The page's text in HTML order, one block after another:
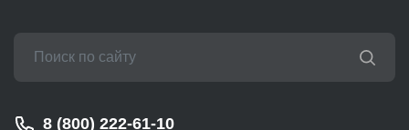
8 (800) 222-61-10